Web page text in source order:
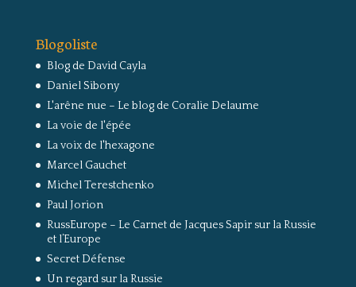
Blogoliste
Blog de David Cayla
Daniel Sibony
L'arêne nue – Le blog de Coralie Delaume
La voie de l'épée
La voix de l'hexagone
Marcel Gauchet
Michel Terestchenko
Paul Jorion
RussEurope – Le Carnet de Jacques Sapir sur la Russie
et l’Europe
Secret Défense
Un regard sur la Russie